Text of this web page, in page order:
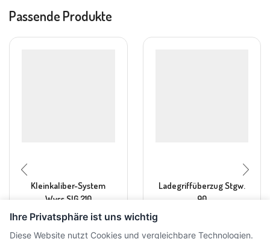
Passende Produkte
Kleinkaliber-System
Wyss SIG 210
Ladegriffüberzug Stgw.
90
Ihre Privatsphäre ist uns wichtig
Diese Website nutzt Cookies und vergleichbare Technologien.